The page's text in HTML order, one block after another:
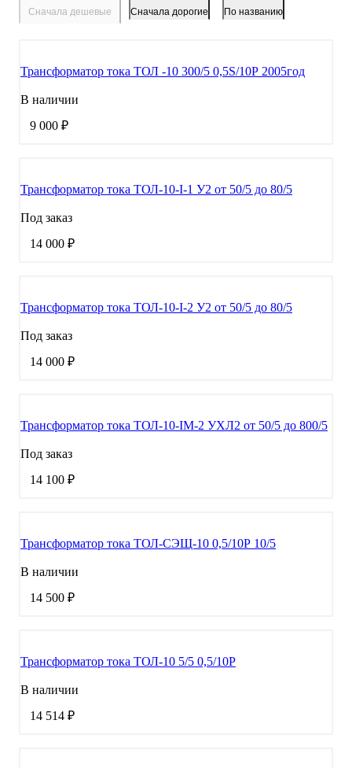
Трансформатор тока ТОЛ -10 300/5 0,5S/10Р 2005год
В наличии
9 000 ₽
Трансформатор тока ТОЛ-10-I-1 У2 от 50/5 до 80/5
Под заказ
14 000 ₽
Трансформатор тока ТОЛ-10-I-2 У2 от 50/5 до 80/5
Под заказ
14 000 ₽
Трансформатор тока ТОЛ-10-IМ-2 УХЛ2 от 50/5 до 800/5
Под заказ
14 100 ₽
Трансформатор тока ТОЛ-СЭЩ-10 0,5/10Р 10/5
В наличии
14 500 ₽
Трансформатор тока ТОЛ-10 5/5 0,5/10Р
В наличии
14 514 ₽